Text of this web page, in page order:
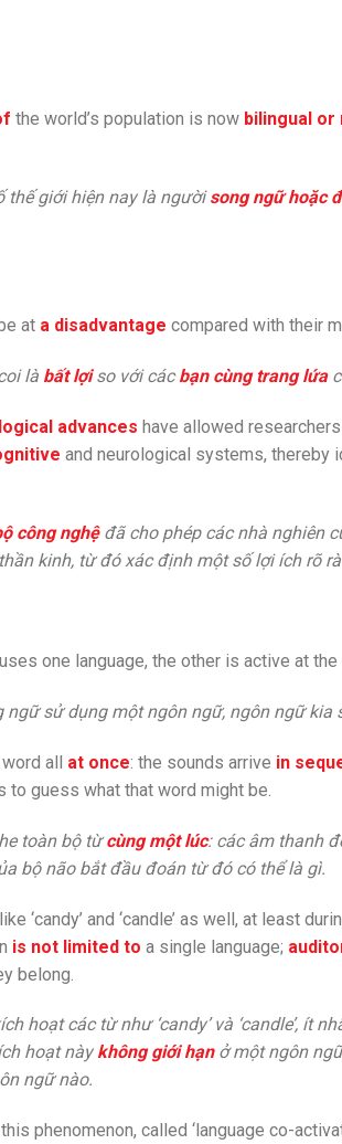
the world’s population is now bilingual or
thế giới hiện nay là người song ngữ hoặc
at a disadvantage compared with their
là bất lợiso với cácbạn cùng trang lứa
advances have allowed
and neurological systems,
công nghệđã cho phép các nhà nghiên
kinh, từ đó xác định một số lợi ích rõ
one language, the other is active at
sử dụng một ngôn ngữ, ngôn ngữ kia
all at once: the sounds arrive in
to guess what that word might be.
toàn bộ từ cùng một lúc: các âm thanh
bộ não bắt đầu đoán từ đó có thể là gì.
‘candy’ and ‘candle’ as well, at least
is not limited to a single language;
belong.
hoạt các từ như ‘candy’ và ‘candle’, ít
hoạt này không giới hạnở một ngôn
ngữ nào.
phenomenon, called ‘language co-